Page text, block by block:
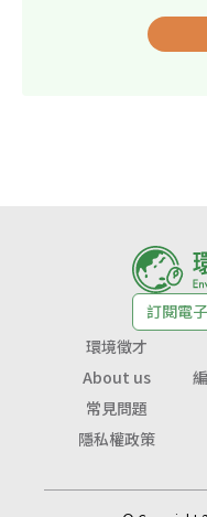
訂閱電
環境徵才
About us
常見問題
隱私權政策